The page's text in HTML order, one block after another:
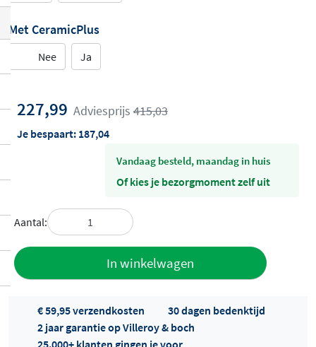
Met CeramicPlus
Nee Ja
227,99 Adviesprijs 415,03
Je bespaart: 187,04
vandaag besteld, maandag in huis
Of kies je bezorgmoment zelf uit
Aantal:
In winkelwagen
€ 59,95 verzendkosten
30 dagen bedenktijd
2 jaar garantie op Villeroy & boch